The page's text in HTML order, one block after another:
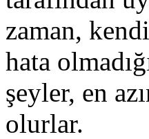
zaman,
hata
şeyler, en
olurlar.